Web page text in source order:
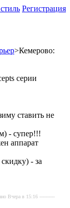
Регистрация
>Кемерово:
серии
ставить не
- супер!!!
аппарат
- за
Вчера в 15:16 ----------